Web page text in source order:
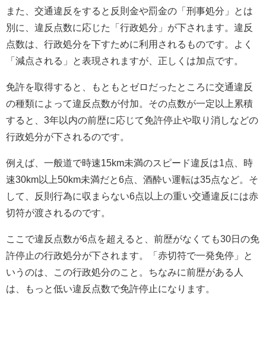
また、交通違反をすると反則金や罰金の「刑事処分」とは
別に、違反点数に応じた「行政処分」が下されます。違反
点数は、行政処分を下すために利用されるものです。よく
「減点される」と表現されますが、正しくは加点です。
免許を取得すると、もともとゼロだったところに交通違反
の種類によって違反点数が付加。その点数が一定以上累積
すると、3年以内の前歴に応じて免許停止や取り消しなどの
行政処分が下されるのです。
例えば、一般道で時速15km未満のスピード違反は1点、時
速30km以上50km未満だと6点、酒酔い運転は35点など。そ
して、反則行為に収まらない6点以上の重い交通違反には赤
切符が渡されるのです。
ここで違反点数が6点を超えると、前歴がなくても30日の免
許停止の行政処分が下されます。「赤切符で一発免停」と
いうのは、この行政処分のこと。ちなみに前歴がある人
は、もっと低い違反点数で免許停止になります。